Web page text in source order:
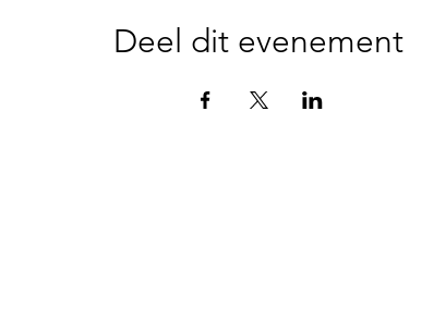
Deel dit evenement